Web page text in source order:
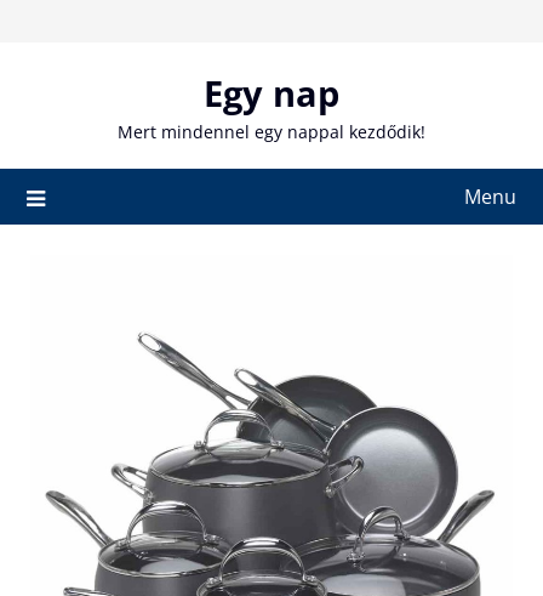
Egy nap
Mert mindennel egy nappal kezdődik!
Menu